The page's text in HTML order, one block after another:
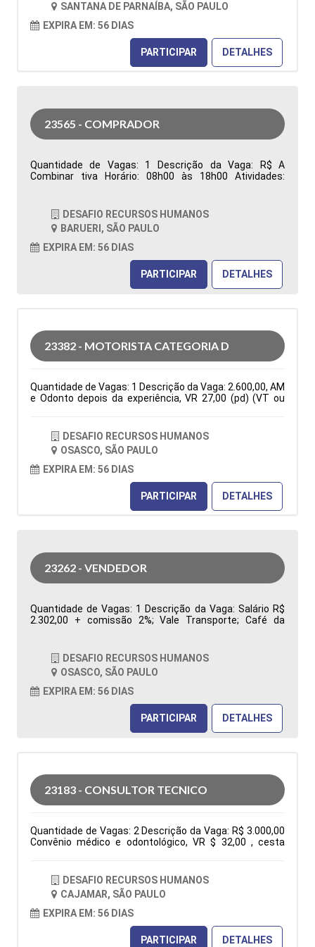
Características Comportamentais:
SANTANA DE PARNAÍBA, SÃO PAULO
EXPIRA EM: 56 DIAS
PARTICIPAR DETALHES
23565 - COMPRADOR
Quantidade de Vagas: 1 Descrição da Vaga: R$ A
Combinar tiva Horário: 08h00 às 18h00 Atividades:
áreas produtivas e de manutenção. Atua na análise de
requisições de compras, realização de cotações,
negociação de preços, prazos e condições comerciais,
além da prospecção, desenvolvimento e homologação
de fornecedores, visando qualidade, competitividade e
redução de custos. Emite e acompanha pedidos de
compra, monitora prazos de entrega, resolve
divergências relacionadas à entrega, qualidade e
para apoiar a gestão na tomada de decisões Tipo de
contratação: CLT Cidade: Barueri, SP, Brasil Área de
Atuação: Compras Período: Formação Acadêmica:
DESAFIO RECURSOS HUMANOS
BARUERI, SÃO PAULO
EXPIRA EM: 56 DIAS
PARTICIPAR DETALHES
23382 - MOTORISTA CATEGORIA D
Quantidade de Vagas: 1 Descrição da Vaga: 2.600,00, AM
e Odonto depois da experiência, VR 27,00 (pd) (VT ou
INTERIOR E ESTADUAIS ( VIAGENS PARA RIO DE JANEIRO
E ESPIRITO SANTO Tipo de contratação: CLT Cidade:
Osasco, SP, Brasil Área de Atuação: Logística Período:
Formação Acadêmica: Características
Comportamentais:
DESAFIO RECURSOS HUMANOS
OSASCO, SÃO PAULO
EXPIRA EM: 56 DIAS
PARTICIPAR DETALHES
23262 - VENDEDOR
Quantidade de Vagas: 1 Descrição da Vaga: Salário R$
2.302,00 + comissão 2%; Vale Transporte; Café da
contratação: CLT Cidade: Osasco, SP, Brasil Área de
Atuação: Vendas Período: Formação Acadêmica:
Características Comportamentais:
DESAFIO RECURSOS HUMANOS
OSASCO, SÃO PAULO
EXPIRA EM: 56 DIAS
PARTICIPAR DETALHES
23183 - CONSULTOR TECNICO
Quantidade de Vagas: 2 Descrição da Vaga: R$ 3.000,00
Convênio médico e odontológico, VR $ 32,00 , cesta
up, negociações, atendimento ao cliente via fone, e-mail
e whatsapp, participação em feira e eventos. Tipo de
contratação: CLT Cidade: Cajamar, SP, Brasil Área de
Atuação: Administração Comercial/Vendas Período:
Formação Acadêmica: Características
DESAFIO RECURSOS HUMANOS
CAJAMAR, SÃO PAULO
EXPIRA EM: 56 DIAS
PARTICIPAR DETALHES